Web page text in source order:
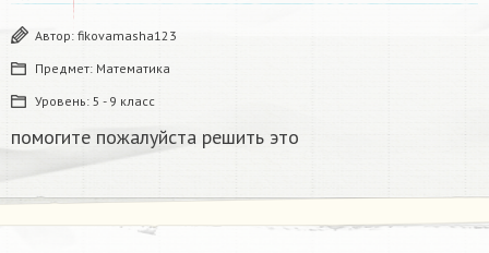
Автор: fikovamasha123
Предмет: Математика
Уровень: 5 - 9 класс
помогите пожалуйста решить это